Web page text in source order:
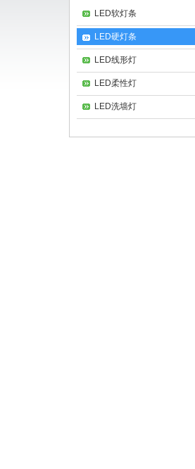
LED软灯条
LED硬灯条
LED线形灯
LED柔性灯
LED洗墙灯